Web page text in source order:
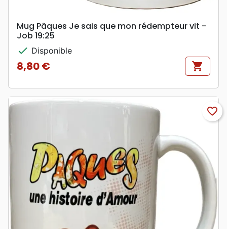
Mug Pâques Je sais que mon rédempteur vit -
Job 19:25
check Disponible
Prix
8,80 € shopping_cart
favorite_border